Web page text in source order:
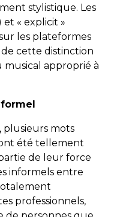
stylistique. Les
et « explicit »
les plateformes
cette distinction
musical approprié à
plusieurs mots
été tellement
de leur force
informels entre
professionnels,